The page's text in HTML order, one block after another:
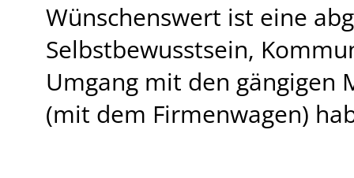
Wünschenswert ist eine
Selbstbewusstsein,
Umgang mit den gängigen
(mit dem Firmenwagen)